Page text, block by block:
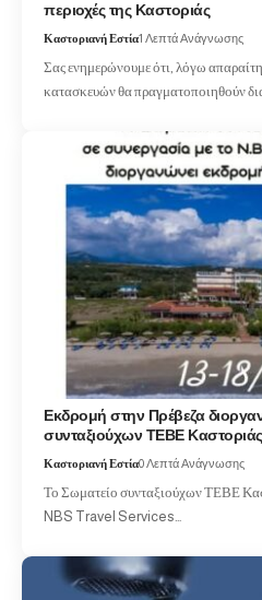
περιοχές της Καστοριάς
Καστοριανή Εστία1 Λεπτά Ανάγνωσης
Σας ενημερώνουμε ότι, λόγω
κατασκευών θα πραγματοποιηθούν
Εκδρομή στην Πρέβεζα
συνταξιούχων ΤΕΒΕ Καστοριάς
Καστοριανή Εστία0 Λεπτά Ανάγνωσης
Το Σωματείο συνταξιούχων ΤΕΒΕ
NBS Travel Services…